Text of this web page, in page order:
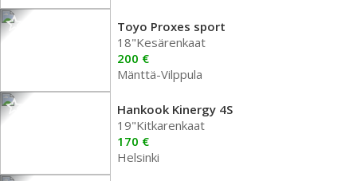
Toyo Proxes sport
18"Kesärenkaat
200 €
Mänttä-Vilppula
Hankook Kinergy 4S
19"Kitkarenkaat
170 €
Helsinki